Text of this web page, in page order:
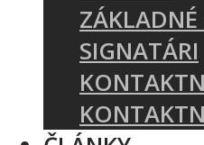
SIGNATÁRI